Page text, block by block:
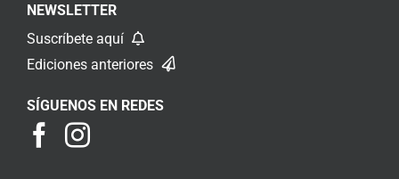
NEWSLETTER
Suscríbete aquí
Ediciones anteriores
SÍGUENOS EN REDES